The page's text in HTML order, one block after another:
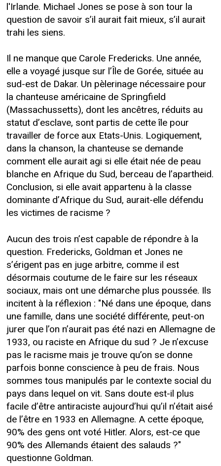
l'Irlande. Michael Jones se pose à son tour la
question de savoir s’il aurait fait mieux, s’il aurait
trahi les siens.
Il ne manque que Carole Fredericks. Une année,
elle a voyagé jusque sur l’Île de Gorée, située au
sud-est de Dakar. Un pèlerinage nécessaire pour
la chanteuse américaine de Springfield
(Massachussetts), dont les ancêtres, réduits au
statut d’esclave, sont partis de cette île pour
travailler de force aux Etats-Unis. Logiquement,
dans la chanson, la chanteuse se demande
comment elle aurait agi si elle était née de peau
blanche en Afrique du Sud, berceau de l’apartheid.
Conclusion, si elle avait appartenu à la classe
dominante d’Afrique du Sud, aurait-elle défendu
les victimes de racisme ?
Aucun des trois n’est capable de répondre à la
question. Fredericks, Goldman et Jones ne
s’érigent pas en juge arbitre, comme il est
désormais coutume de le faire sur les réseaux
sociaux, mais ont une démarche plus poussée. Ils
incitent à la réflexion : "Né dans une époque, dans
une famille, dans une société différente, peut-on
jurer que l’on n’aurait pas été nazi en Allemagne de
1933, ou raciste en Afrique du sud ? Je n’excuse
pas le racisme mais je trouve qu’on se donne
parfois bonne conscience à peu de frais. Nous
sommes tous manipulés par le contexte social du
pays dans lequel on vit. Sans doute est-il plus
facile d’être antiraciste aujourd’hui qu’il n’était aisé
de l’être en 1933 en Allemagne. A cette époque,
90% des gens ont voté Hitler. Alors, est-ce que
90% des Allemands étaient des salauds ?"
questionne Goldman.